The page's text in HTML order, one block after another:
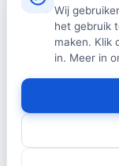
Wij
het gebruik
maken. Klik
in. Meer in
Retourneren
Algemene